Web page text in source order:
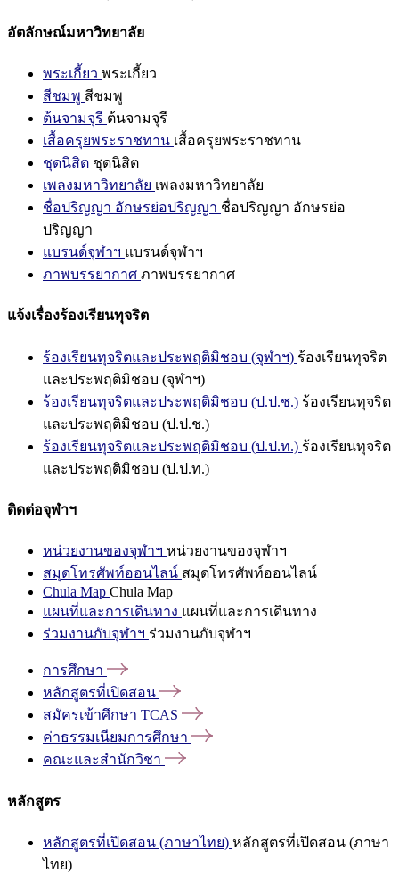
อัตลักษณ์มหาวิทยาลัย
พระเกี้ยว พระเกี้ยว
สีชมพู สีชมพู
ต้นจามจุรี ต้นจามจุรี
เสื้อครุยพระราชทาน เสื้อครุยพระราชทาน
ชุดนิสิต ชุดนิสิต
เพลงมหาวิทยาลัย เพลงมหาวิทยาลัย
ชื่อปริญญา อักษรย่อปริญญา ชื่อปริญญา อักษรย่อ
ปริญญา
แบรนด์จุฬาฯ แบรนด์จุฬาฯ
ภาพบรรยากาศ ภาพบรรยากาศ
แจ้งเรื่องร้องเรียนทุจริต
ร้องเรียนทุจริตและประพฤติมิชอบ (จุฬาฯ) ร้องเรียนทุจริต
และประพฤติมิชอบ (จุฬาฯ)
ร้องเรียนทุจริตและประพฤติมิชอบ (ป.ป.ช.) ร้องเรียนทุจริต
และประพฤติมิชอบ (ป.ป.ช.)
ร้องเรียนทุจริตและประพฤติมิชอบ (ป.ป.ท.) ร้องเรียนทุจริต
และประพฤติมิชอบ (ป.ป.ท.)
ติดต่อจุฬาฯ
หน่วยงานของจุฬาฯ หน่วยงานของจุฬาฯ
สมุดโทรศัพท์ออนไลน์ สมุดโทรศัพท์ออนไลน์
Chula Map Chula Map
แผนที่และการเดินทาง แผนที่และการเดินทาง
ร่วมงานกับจุฬาฯ ร่วมงานกับจุฬาฯ
การศึกษา
หลักสูตรที่เปิดสอน
สมัครเข้าศึกษา TCAS
ค่าธรรมเนียมการศึกษา
คณะและสำนักวิชา
หลักสูตร
หลักสูตรที่เปิดสอน (ภาษาไทย) หลักสูตรที่เปิดสอน (ภาษา
ไทย)